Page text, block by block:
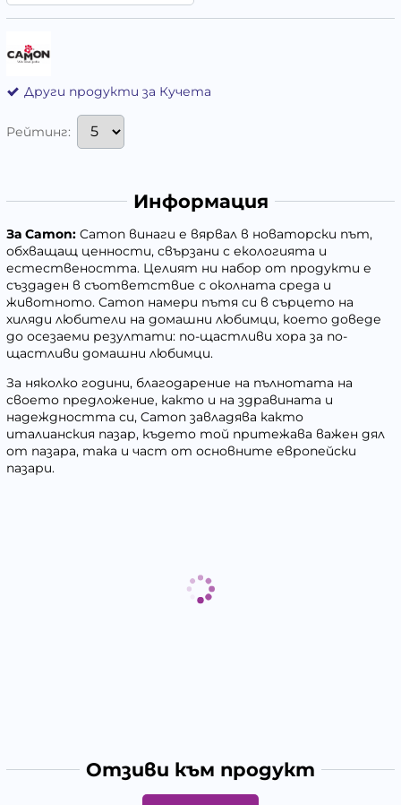
Други продукти за Кучета
Рейтинг:
Информация
За Camon: Camon винаги е вярвал в новаторски път,
обхващащ ценности, свързани с екологията и
естествеността. Целият ни набор от продукти е
създаден в съответствие с околната среда и
животното. Camon намери пътя си в сърцето на
хиляди любители на домашни любимци, което доведе
до осезаеми резултати: по-щастливи хора за по-
щастливи домашни любимци.
За няколко години, благодарение на пълнотата на
своето предложение, както и на здравината и
надеждността си, Camon завладява както
италианския пазар, където той притежава важен дял
от пазара, така и част от основните европейски
пазари.
Отзиви към продукт